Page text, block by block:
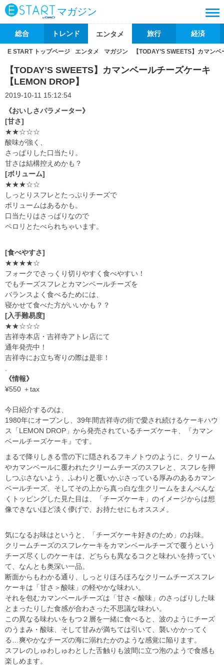
マガジン
総合 トレンド エンタメ 旅行 経済
E START トップページ エンタメ マガジン 【TODAY’S SWEETS】カマン
【TODAY’S SWEETS】カマンベールチーズケーキ
【LEMON DROP】
2019-10-11 15:12:54
《おいしさパラメーター》
[甘さ]
★★☆☆☆
酸味が強く、
さっぱりした口当たり。
甘さは結構控えめかも？
[ボリューム]
★★★☆☆
しっとりスフレとたっぷりチーズで
ボリュームはあるかも。
口当たりはさっぱりなので
ペロリとたべられちゃいます。
[食べやすさ]
★★★★☆
フォークでさっくり切りやすく食べやすい！
でもチーズスフレとカマンベールチーズを
バランスよく食べるためには、
寝かせて食べた方がいいかも？？
[入手難易度]
★★☆☆☆
吉祥寺本店・吉祥寺アトレ店にて
通年発売中！
吉祥寺にお立ち寄りの際は是非！
《情報》
¥550 ＋tax
今日紹介するのは、
1980年にオープンし、 39年間吉祥寺の街で愛され続けるケーキハウ
ス「LEMON DROP 」から発売されているチーズケーキ、『カマン
ベールチーズケーキ』です。
まるで降りしきる雪の下に隠されるフキノトウのように、クリーム
やカマンベールに覆われたクリームチーズのスフレと、スフレを押
しつぶさないよう、ふわりと覆いかぶさっている厚みのあるカマン
ベールチーズ、そしてその上から真っ白な生クリームをまんべんな
くトッピングした見た目は、「チーズケーキ」のイメージからは想
像できないほど淡く儚げで、お持たせにもオススメ。
気になるお味はというと、「チーズケーキ好きのため」のお味。
クリームチーズのスフレケーキをカマンベールチーズで覆うという
チーズ尽くしのケーキは、どちらも異なるコクと味わいを持ってい
て、なんとも奥深い一品。
断面からもわかる通り、しっとりほろほろなクリームチーズスフレ
ケーキは「甘さ＞酸味」の軽やかな味わい。
それを包むカマンベールチーズは「甘さ＜酸味」のさっぱりした味
とまったりした食感が合わさった不思議な味わい。
この異なる味わいをもつ２層を一緒に食べると、波のようにチーズ
のうまみ・酸味、そして甘みが満ちては引いて、襲いかかってく
る
爽やかなチーズの海に溺れたかのような感覚に陥ります。
スフレのしゅわしゅわとした舌触りも波間に立つ泡のようで食感も
楽しめます。